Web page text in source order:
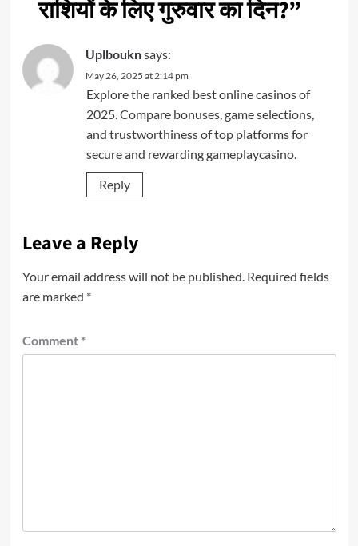
राशियों के लिए गुरुवार का दिन?”
Uplbouknsays:
May 26, 2025 at 2:14 pm
Explore the ranked best online casinos of
2025. Compare bonuses, game selections,
and trustworthiness of top platforms for
secure and rewarding gameplaycasino.
Reply
Leave a Reply
Your email address will not be published. Required fields
are marked *
Comment *